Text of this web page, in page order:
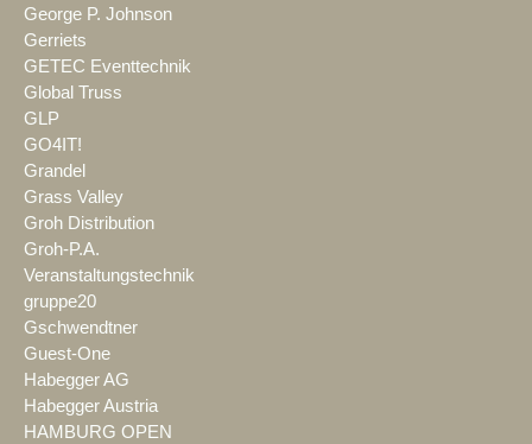
George P. Johnson
Gerriets
GETEC Eventtechnik
Global Truss
GLP
GO4IT!
Grandel
Grass Valley
Groh Distribution
Groh-P.A.
Veranstaltungstechnik
gruppe20
Gschwendtner
Guest-One
Habegger AG
Habegger Austria
HAMBURG OPEN